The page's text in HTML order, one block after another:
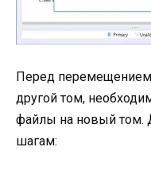
Перед
другой том,
файлы на новый том.
шагам: